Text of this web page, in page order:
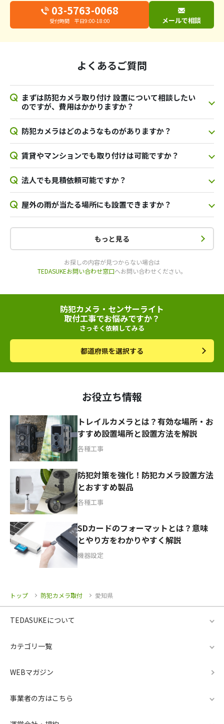
03-5763-0068
受付時間 平日9:00-18:00 メールで相談
よくあるご質問
まずは防犯カメラ取り付け 設置について相談したい
のですが、費用はかかりますか？
防犯カメラはどのようなものがありますか？
賃貸やマンションでも取り付けは可能ですか？
法人でも見積依頼可能ですか？
屋外の雨が当たる場所にも設置できますか？
もっと見る
お探しの内容が見つからない場合は
TEDASUKEお問い合わせ窓口へお問い合わせください。
防犯カメラ・センサーライト
取付工事でお悩みですか？
さっそく依頼してみる
都道府県を選択する
お役立ち情報
トレイルカメラとは？有効な場所・お
すすめ設置場所と設置方法を解説
各種工事
防犯対策を強化！防犯カメラ設置方法
とおすすめ製品
各種工事
SDカードのフォーマットとは？意味
とやり方をわかりやすく解説
機器設定
トップ 防犯カメラ取付 愛知県
TEDASUKEについて
カテゴリ一覧
WEBマガジン
事業者の方はこちら